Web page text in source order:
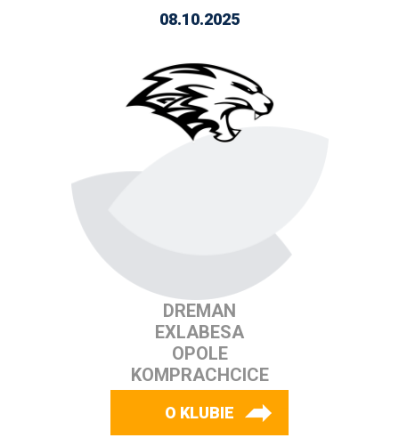
08.10.2025
DREMAN
EXLABESA
OPOLE
KOMPRACHCICE
O KLUBIE